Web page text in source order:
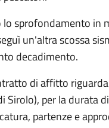
sprofondamento in
un'altra scossa
decadimento.
di affitto
per la durata
partenze e